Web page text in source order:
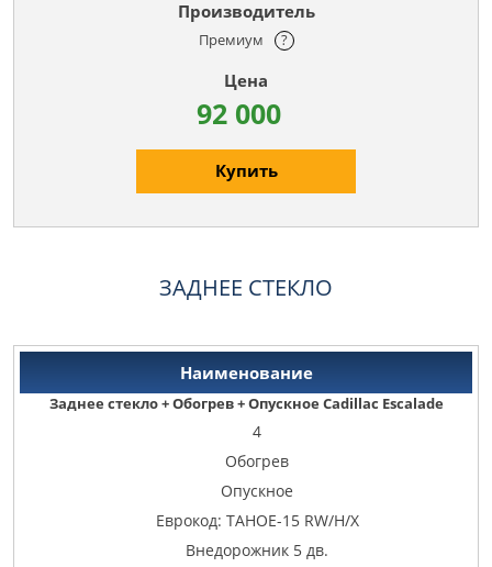
Премиум ?
92 000
Купить
ЗАДНЕЕ СТЕКЛО
Заднее стекло + Обогрев + Опускное Cadillac Escalade
4
Обогрев
Опускное
Еврокод: TAHOE-15 RW/H/X
Внедорожник 5 дв.